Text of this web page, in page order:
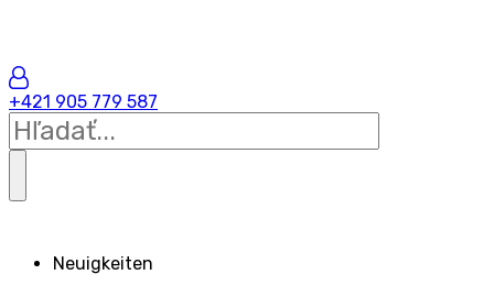
+421 905 779 587
Neuigkeiten